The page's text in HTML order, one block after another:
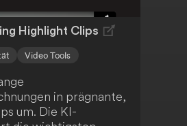
Highlight Clips
Video Tools
in prägnante,
um. Die KI-